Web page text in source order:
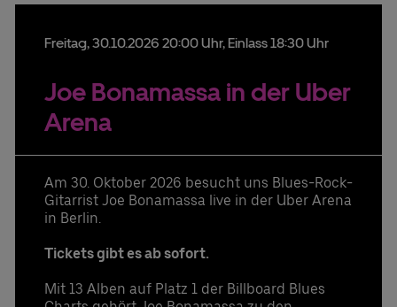
Freitag,30.10.2026 20:00 Uhr, Einlass 18:30 Uhr
Joe Bonamassa in der Uber
Arena
Am 30. Oktober 2026 besucht uns Blues-Rock-
Gitarrist Joe Bonamassa live in der Uber Arena
in Berlin.
Tickets gibt es ab sofort.
Mit 13 Alben auf Platz 1 der Billboard Blues